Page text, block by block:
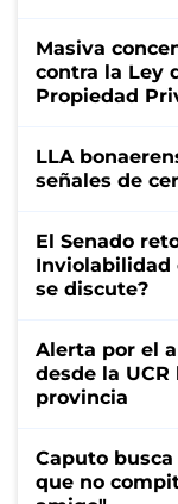
Masiva
contra la Ley
Propiedad
LLA
señales de
El Senado
Inviolabilidad
se discute?
Alerta por el
desde la
provincia
Caputo
que no